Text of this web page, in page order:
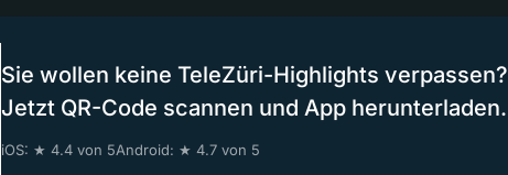
Sie wollen keine TeleZüri-Highlights verpassen?
Jetzt QR-Code scannen und App herunterladen.
iOS: ★ 4.4 von 5Android: ★ 4.7 von 5